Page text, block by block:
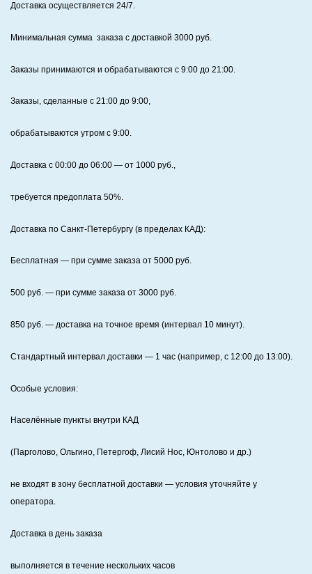
Доставка осуществляется 24/7.
Минимальная сумма заказа с доставкой 3000 руб.
Заказы принимаются и обрабатываются с 9:00 до 21:00.
Заказы, сделанные с 21:00 до 9:00,
обрабатываются утром с 9:00.
Доставка с 00:00 до 06:00 — от 1000 руб.,
требуется предоплата 50%.
Доставка по Санкт‑Петербургу (в пределах КАД):
Бесплатная — при сумме заказа от 5000 руб.
500 руб. — при сумме заказа от 3000 руб.
850 руб. — доставка на точное время (интервал 10 минут).
Стандартный интервал доставки — 1 час (например, с 12:00 до 13:00).
Особые условия:
Населённые пункты внутри КАД
(Парголово, Ольгино, Петергоф, Лисий Нос, Юнтолово и др.)
не входят в зону бесплатной доставки — условия уточняйте у
оператора.
Доставка в день заказа
выполняется в течение нескольких часов